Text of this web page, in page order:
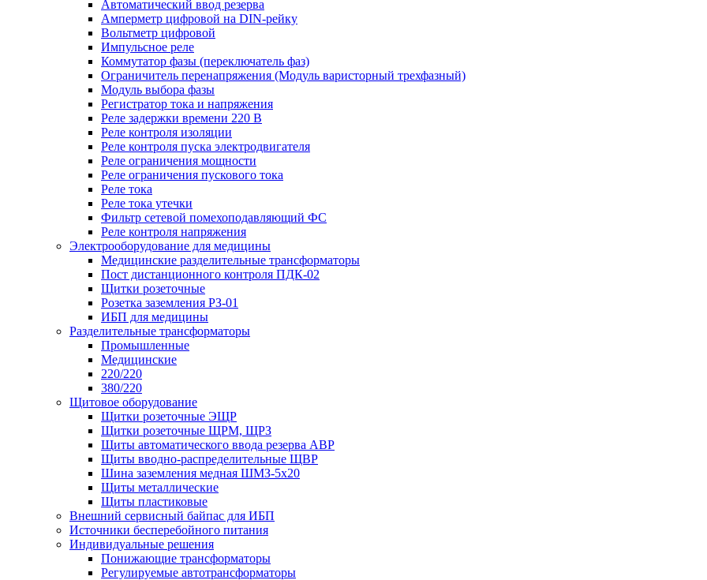
Автоматический ввод резерва
Амперметр цифровой на DIN-рейку
Вольтметр цифровой
Импульсное реле
Коммутатор фазы (переключатель фаз)
Ограничитель перенапряжения (Модуль варисторный трехфазный)
Модуль выбора фазы
Регистратор тока и напряжения
Реле задержки времени 220 В
Реле контроля изоляции
Реле контроля пуска электродвигателя
Реле ограничения мощности
Реле ограничения пускового тока
Реле тока
Реле тока утечки
Фильтр сетевой помехоподавляющий ФС
Реле контроля напряжения
Электрооборудование для медицины
Медицинские разделительные трансформаторы
Пост дистанционного контроля ПДК-02
Щитки розеточные
Розетка заземления РЗ-01
ИБП для медицины
Разделительные трансформаторы
Промышленные
Медицинские
220/220
380/220
Щитовое оборудование
Щитки розеточные ЭЩР
Щитки розеточные ЩРМ, ЩРЗ
Щиты автоматического ввода резерва АВР
Щиты вводно-распределительные ЩВР
Шина заземления медная ШМЗ-5х20
Щиты металлические
Щиты пластиковые
Внешний сервисный байпас для ИБП
Источники бесперебойного питания
Индивидуальные решения
Понижающие трансформаторы
Регулируемые автотрансформаторы